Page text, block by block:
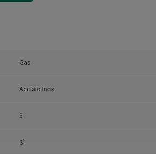
Gas
Acciaio Inox
5
Sì